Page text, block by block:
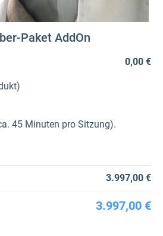
Paket AddOn
0,00 €
45 Minuten pro Sitzung).
3.997,00 €
3.997,00 €